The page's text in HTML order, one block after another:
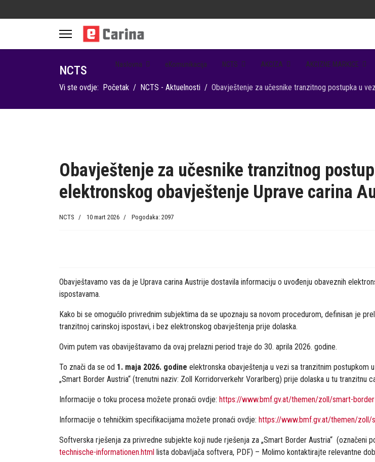
Naslovna eKomunikacija NCTS AKCIZA AKCIZNE MARKICE
NCTS
Vi ste ovdje: Početak NCTS - Aktuelnosti Obavještenje za učesnike tranzitnog postupka u
Obavještenje za učesnike tranzitnog
elektronskog obavještenje Uprave carina
NCTS 10 mart 2026 Pogodaka: 2097
Obavještavamo vas da je Uprava carina Austrije dostavila informaciju o uvođenju obaveznih
ispostavama.
Kako bi se omogućilo privrednim subjektima da se upoznaju sa novom procedurom, definisan je
tranzitnoj carinskoj ispostavi, i bez elektronskog obavještenja prije dolaska.
Ovim putem vas obaviještavamo da ovaj prelazni period traje do 30. aprila 2026. godine.
To znači da se od 1. maja 2026. godine elektronska obavještenja u vezi sa tranzitnim postupkom
„Smart Border Austria“ (trenutni naziv: Zoll Korridorverkehr Vorarlberg) prije dolaska u tu tranzitnu
Informacije o toku procesa možete pronaći ovdje: https://www.bmf.gv.at/themen/zoll/smart-
Informacije o tehničkim specifikacijama možete pronaći ovdje: https://www.bmf.gv.at/themen/zoll/
Softverska rješenja za privredne subjekte koji nude rješenja za „Smart Border Austria“ (označeni
technische-informationen.html lista dobavljača softvera, PDF) – Molimo kontaktirajte relevantne